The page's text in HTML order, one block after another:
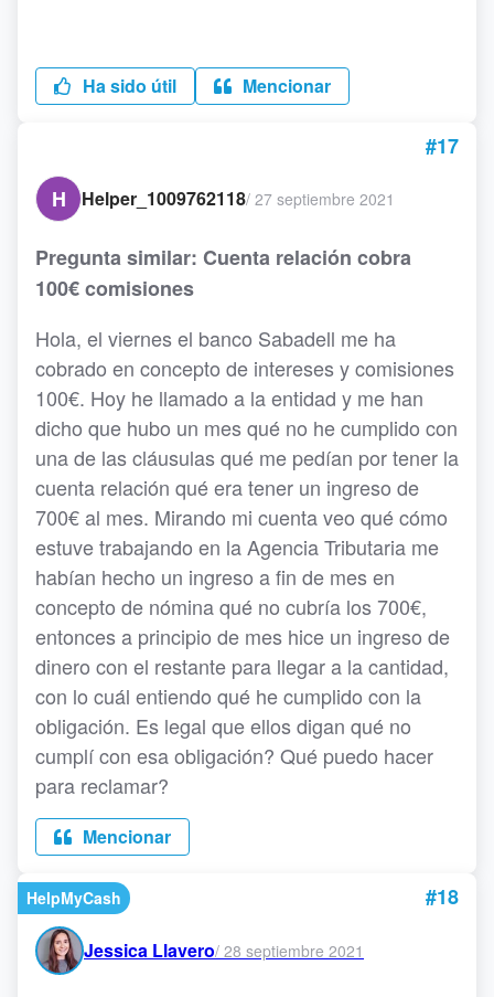
Ha sido útil Mencionar
#17
H
Helper_1009762118/ 27 septiembre 2021
Pregunta similar: Cuenta relación cobra
100€ comisiones
Hola, el viernes el banco Sabadell me ha
cobrado en concepto de intereses y comisiones
100€. Hoy he llamado a la entidad y me han
dicho que hubo un mes qué no he cumplido con
una de las cláusulas qué me pedían por tener la
cuenta relación qué era tener un ingreso de
700€ al mes. Mirando mi cuenta veo qué cómo
estuve trabajando en la Agencia Tributaria me
habían hecho un ingreso a fin de mes en
concepto de nómina qué no cubría los 700€,
entonces a principio de mes hice un ingreso de
dinero con el restante para llegar a la cantidad,
con lo cuál entiendo qué he cumplido con la
obligación. Es legal que ellos digan qué no
cumplí con esa obligación? Qué puedo hacer
para reclamar?
Mencionar
HelpMyCash #18
Jessica Llavero/ 28 septiembre 2021